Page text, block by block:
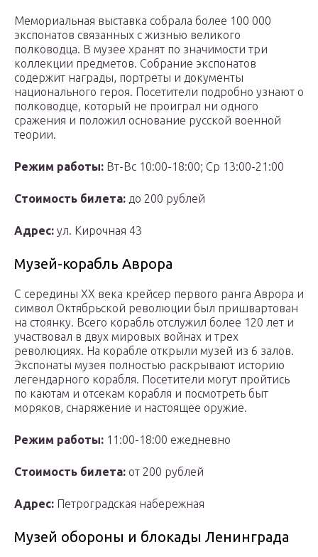
Мемориальная выставка собрала более 100 000
экспонатов связанных с жизнью великого
полководца. В музее хранят по значимости три
коллекции предметов. Собрание экспонатов
содержит награды, портреты и документы
национального героя. Посетители подробно узнают о
полководце, который не проиграл ни одного
сражения и положил основание русской военной
теории.
Режим работы: Вт-Вс 10:00-18:00; Ср 13:00-21:00
Стоимость билета: до 200 рублей
Адрес: ул. Кирочная 43
Музей-корабль Аврора
С середины XX века крейсер первого ранга Аврора и
символ Октябрьской революции был пришвартован
на стоянку. Всего корабль отслужил более 120 лет и
участвовал в двух мировых войнах и трех
революциях. На корабле открыли музей из 6 залов.
Экспонаты музея полностью раскрывают историю
легендарного корабля. Посетители могут пройтись
по каютам и отсекам корабля и посмотреть быт
моряков, снаряжение и настоящее оружие.
Режим работы: 11:00-18:00 ежедневно
Стоимость билета: от 200 рублей
Адрес: Петроградская набережная
Музей обороны и блокады Ленинграда